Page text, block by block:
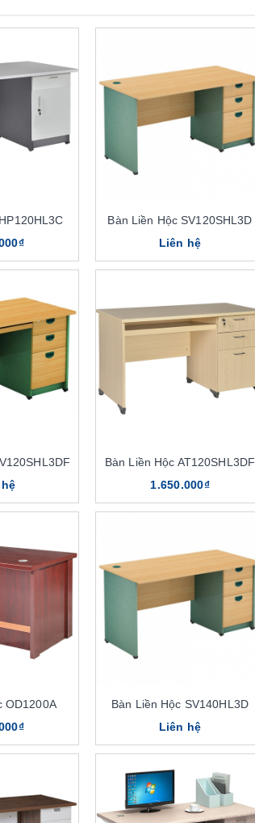
Bàn Liền Hộc SV120SHL3D
Liên hệ
Bàn Liền Hộc AT120SHL3DF
1.650.000₫
OD1200A
Bàn Liền Hộc SV140HL3D
Liên hệ